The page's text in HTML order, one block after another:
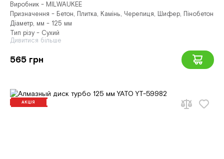
Виробник - MILWAUKEE
Призначення - Бетон, Плитка, Камінь, Черепиця, Шифер, Пінобетон
Діаметр, мм - 125 мм
Тип різу - Сухий
Дивитися більше
565 грн
АКЦІЯ